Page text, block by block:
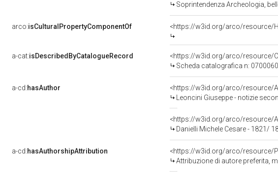
Soprintendenza Archeologia,
arco:isCulturalPropertyComponentOf <https://w3id.org/arco/resource/
a-cat:isDescribedByCatalogueRecord
<https://w3id.org/arco/resource/
Scheda catalografica n:
a-cd:hasAuthor
<https://w3id.org/arco/resource/
Leoncini Giuseppe - notizie
<https://w3id.org/arco/resource/
Danielli Michele Cesare - 1821/
a-cd:hasAuthorshipAttribution
<https://w3id.org/arco/resource/
Attribuzione di autore preferita,